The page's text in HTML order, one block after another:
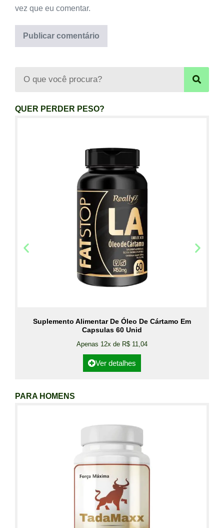
vez que eu comentar.
QUER PERDER PESO?
Suplemento Alimentar De Óleo De Cártamo Em
Capsulas 60 Unid
Apenas 12x de R$ 11,04
Ver detalhes
PARA HOMENS